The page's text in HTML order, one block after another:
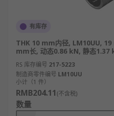
有库存
THK 10 mm内径, LM10UU,
mm长, 动态0.86 kN, 静态1.37
RS 库存编号 217-5223
制造商零件编号 LM10UU
小计（1 件）
RMB204.11(不含税)
数量